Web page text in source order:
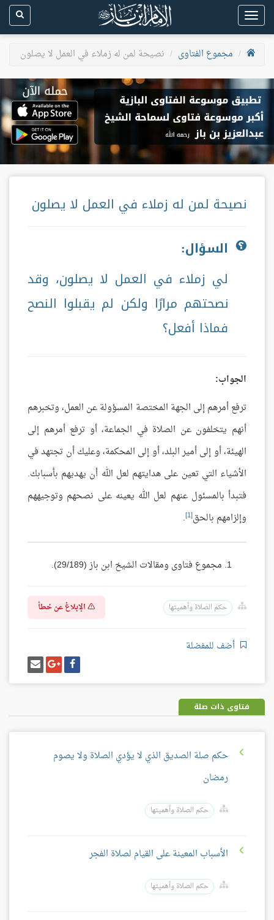
Toggle
navigation
مجموع الفتاوى
نصيحة لمن له زملاء في العمل لا يصلون
نصيحة لمن له زملاء في العمل لا يصلون
السؤال:
لي زملاء في العمل لا يصلون، وقد
نصحتهم مرارًا ولكن لم يقبلوا النصح
فماذا أفعل؟
الجواب:
ترفع أمرهم إلى الجهة المختصة المسؤولة عن العمل، وتخبرهم
أنهم يتخلفون عن الصلاة في الجماعة، أو ترفع أمرهم إلى
الهيئة، أو إلى أمير البلد، أو إلى المحكمة، وعليك أن تجتهد في
الأشياء التي تعين على هدايتهم لعل الله أن يهديهم بأسبابك.
فتبدأ بالمسئول عنهم لعل الله يعينه على نصحهم وتوجيههم
وإلزامهم بالحق[1]
.
مجموع فتاوى ومقالات الشيخ ابن باز (29/189).
حكم الصلاة وأهميتها الإبلاغ عن خطأ
أضف للمفضلة
شارك
على
فيسبوك
شارك
على
غوغل
بلس
إرسل
إيميل
فتاوى ذات صلة
حكم صلة الصديق الذي لا يؤدي الصلاة ولا يصوم
رمضان
حكم الصلاة وأهميتها
الأسباب المعينة على القيام لصلاة الفجر
حكم الصلاة وأهميتها